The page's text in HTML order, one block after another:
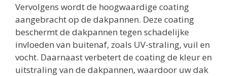
Vervolgens wordt de hoogwaardige coating
aangebracht op de dakpannen. Deze coating
beschermt de dakpannen tegen schadelijke
invloeden van buitenaf, zoals UV-straling, vuil en
vocht. Daarnaast verbetert de coating de kleur en
uitstraling van de dakpannen, waardoor uw dak